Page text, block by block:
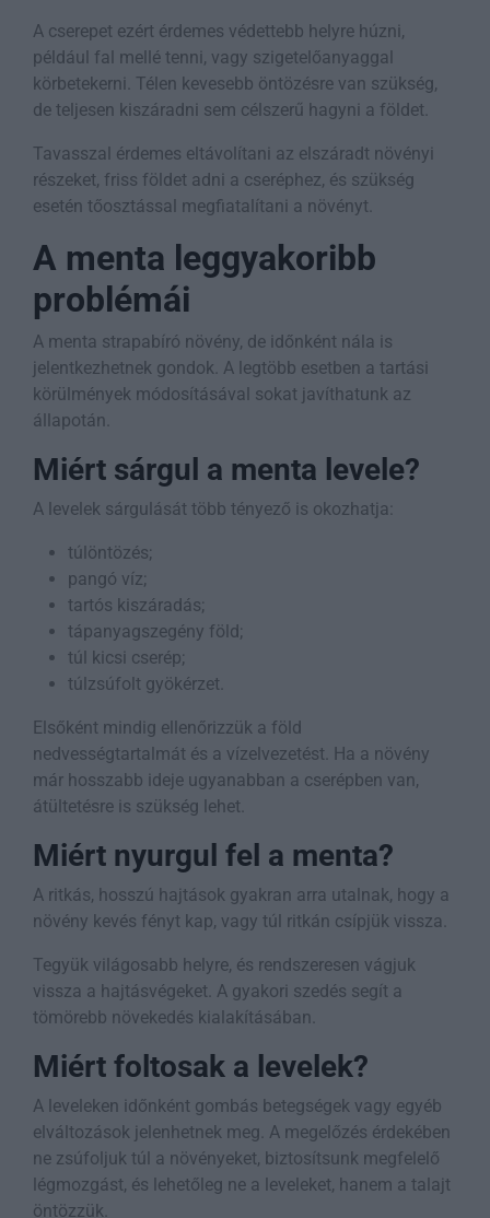
A cserepet ezért érdemes védettebb helyre húzni,
például fal mellé tenni, vagy szigetelőanyaggal
körbetekerni. Télen kevesebb öntözésre van szükség,
de teljesen kiszáradni sem célszerű hagyni a földet.
Tavasszal érdemes eltávolítani az elszáradt növényi
részeket, friss földet adni a cseréphez, és szükség
esetén tőosztással megfiatalítani a növényt.
A menta leggyakoribb
problémái
A menta strapabíró növény, de időnként nála is
jelentkezhetnek gondok. A legtöbb esetben a tartási
körülmények módosításával sokat javíthatunk az
állapotán.
Miért sárgul a menta levele?
A levelek sárgulását több tényező is okozhatja:
túlöntözés;
pangó víz;
tartós kiszáradás;
tápanyagszegény föld;
túl kicsi cserép;
túlzsúfolt gyökérzet.
Elsőként mindig ellenőrizzük a föld
nedvességtartalmát és a vízelvezetést. Ha a növény
már hosszabb ideje ugyanabban a cserépben van,
átültetésre is szükség lehet.
Miért nyurgul fel a menta?
A ritkás, hosszú hajtások gyakran arra utalnak, hogy a
növény kevés fényt kap, vagy túl ritkán csípjük vissza.
Tegyük világosabb helyre, és rendszeresen vágjuk
vissza a hajtásvégeket. A gyakori szedés segít a
tömörebb növekedés kialakításában.
Miért foltosak a levelek?
A leveleken időnként gombás betegségek vagy egyéb
elváltozások jelenhetnek meg. A megelőzés érdekében
ne zsúfoljuk túl a növényeket, biztosítsunk megfelelő
légmozgást, és lehetőleg ne a leveleket, hanem a talajt
öntözzük.